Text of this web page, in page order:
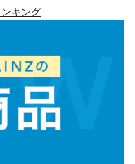
キング